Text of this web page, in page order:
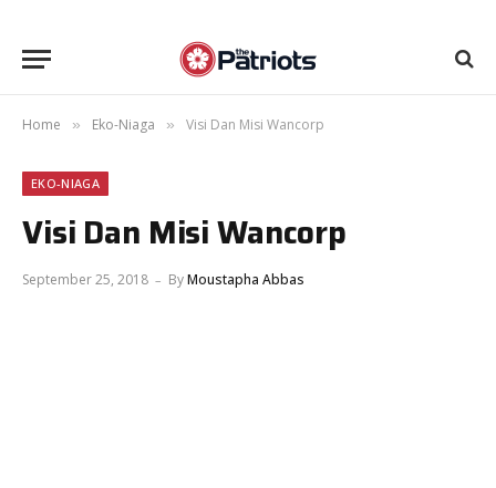
Home » Eko-Niaga » Visi Dan Misi Wancorp
EKO-NIAGA
Visi Dan Misi Wancorp
September 25, 2018 ByMoustapha Abbas